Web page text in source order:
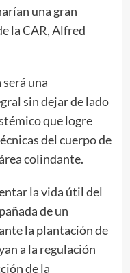
una gran
la CAR, Alfred
una
sin dejar de lado
que logre
del cuerpo de
colindante.
la vida útil del
de un
la plantación de
a la regulación
de la